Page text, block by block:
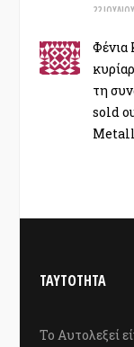
22
Φένια
τη
sold
ΤΑΥΤΟΤΗΤΑ
Το Αυτολεξεί